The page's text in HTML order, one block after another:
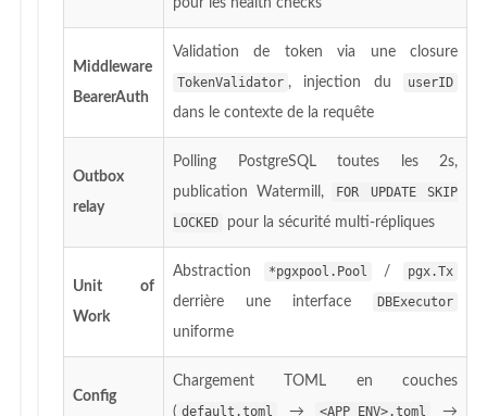
pour les health checks
Middleware
BearerAuth
Validation de token via une closure
TokenValidator , injection du
userID
dans le contexte de la requête
Outbox
relay
Polling PostgreSQL toutes les 2s,
publication Watermill,
FOR UPDATE SKIP
LOCKED
pour la sécurité multi-répliques
Unit of
Work
Abstraction *pgxpool.Pool /
pgx.Tx
derrière une interface
DBExecutor
uniforme
Config
Chargement TOML en couches
( default.toml → <APP_ENV>.toml
→